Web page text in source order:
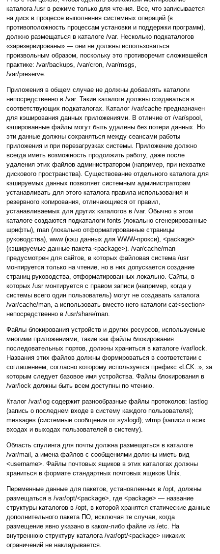
каталога /usr в режиме только для чтения. Все, что записывается
на диск в процессе выполнения системных операций (в
противоположность процессам установки и поддержки программ),
должно размещаться в каталоге /var. Несколько подкаталогов
«зарезервированы» — они не должны использоваться
произвольным образом, поскольку это противоречит сложившейся
практике: /var/backups, /var/cron, /var/msgs,
/var/preserve.
Приложения в общем случае не должны добавлять каталоги
непосредственно в /var. Такие каталоги должны создаваться в
соответствующих подкаталогах. Каталог /var/cache предназначен
для кэширования данных приложениями. В отличие от /var/spool,
кэшированные файлы могут быть удалены без потери данных. Но
эти данные должны сохраняться между сеансами работы
приложения и при перезагрузках системы. Приложение должно
всегда иметь возможность продолжить работу, даже после
удаления этих файлов администратором (например, при нехватке
дискового пространства). Существование отдельного каталога для
кэшируемых данных позволяет системным администраторам
устанавливать для этого каталога правила использования и
резервного копирования, отличающиеся от правил,
устанавливаемых для других каталогов в /var. Обычно в этом
каталоге создаются подкаталоги fonts (локально сгенерированные
шрифты), man (локально отформатированные страницы
руководства), www (кэш данных для WWW-прокси), <package>
(кэшируемые данные пакета <package>). /var/cache/man
предусмотрен для сайтов, в которых файловая система /usr
монтируется только на чтение, но в них допускается создание
страниц руководства, отформатированных локально. Сайты, в
которых /usr монтируется с правом записи (например, когда у
системы всего один пользователь) могут не создавать каталога
/var/cache/man, а использовать вместо него каталоги cat<section>
непосредственно в /usr/share/man.
Файлы блокирования устройств и других ресурсов, используемые
многими приложениями, такие как файлы блокирования
последовательных портов, должны храниться в каталоге /var/lock.
Названия этих файлов должны формироваться в соответствии с
соглашением, согласно которому используется префикс «LCK..», за
которым следует базовое имя устройства. Файлы блокирования в
/var/lock должны быть всем доступны по чтению.
Кталог /var/log содержит разнообразные файлы протоколов: lastlog
(запись о последнем входе в систему каждого пользователя);
messages (системные сообщения от syslogd); wtmp (записи о всех
входах и выходах пользователей в систему).
Область спулинга для почты должна размещаться в каталоге
/var/mail, а имена файлов с сообщениями должны иметь вид
<username>. Файлы почтовых ящиков в этих каталогах должны
храниться в формате стандартных почтовых ящиков Unix.
Переменные данные для пакетов, установленных в /opt, должны
размещаться в /var/opt/<package>, где <package> — название
структуры каталогов в /opt, в которой хранятся статические данные
дополнительного пакета ПО, исключая те случаи, когда
размещение явно указано в каком-либо файле из /etc. На
внутреннюю структуру каталога /var/opt/<package> никаких
ограничений не накладывается.